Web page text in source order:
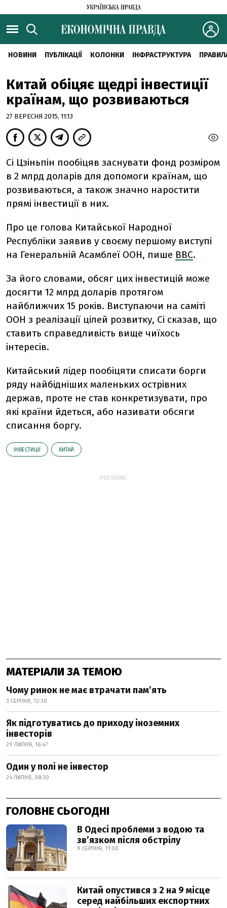
НОВИНИ ПУБЛІКАЦІЇ КОЛОНКИ ІНФРАСТРУКТУРА
Китай обіцяє щедрі інвестиції
країнам, що розвиваються
27 ВЕРЕСНЯ 2015, 11:13
Сі Цзіньпін пообіцяв заснувати фонд розміром
в 2 млрд доларів для допомоги країнам, що
розвиваються, а також значно наростити
прямі інвестиції в них.
Про це голова Китайської Народної
Республіки заявив у своєму першому виступі
на Генеральній Асамблеї ООН, пише BBC.
За його словами, обсяг цих інвестицій може
досягти 12 млрд доларів протягом
найближчих 15 років. Виступаючи на саміті
ООН з реалізації цілей розвитку, Сі сказав, що
ставить справедливість вище чиїхось
інтересів.
Китайський лідер пообіцяти списати борги
ряду найбідніших маленьких острівних
держав, проте не став конкретизувати, про
які країни йдеться, або називати обсяги
списання боргу.
ІНВЕСТИЦІЇ КИТАЙ
РЕКЛАМА:
МАТЕРІАЛИ ЗА ТЕМОЮ
Чому ринок не має втрачати пам’ять
3 СЕРПНЯ, 12:30
Як підготуватись до приходу іноземних
інвесторів
29 ЛИПНЯ, 16:47
Один у полі не інвестор
24 ЛИПНЯ, 08:30
ГОЛОВНЕ СЬОГОДНІ
В Одесі проблеми з водою та
звʼязком після обстрілу
9 СЕРПНЯ, 11:00
Китай опустився з 2 на 9 місце
серед найбільших експортних